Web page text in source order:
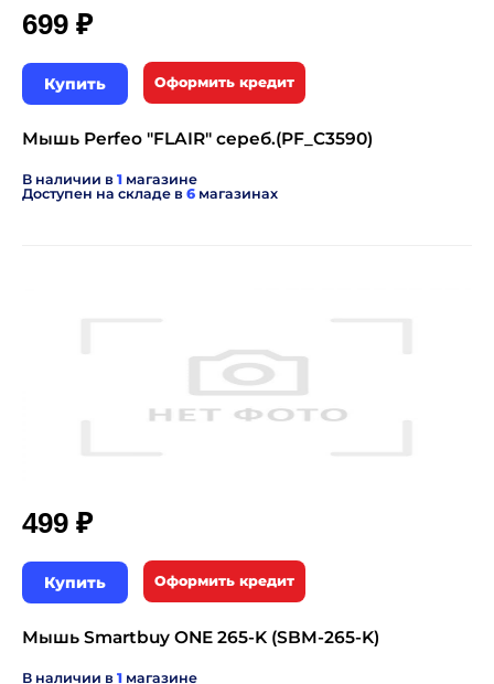
699 ₽
Купить Оформить кредит
Мышь Perfeo "FLAIR" сереб.(PF_C3590)
В наличии в 1 магазине
Доступен на складе в 6 магазинах
499 ₽
Купить Оформить кредит
Мышь Smartbuy ONE 265-K (SBM-265-K)
В наличии в 1 магазине